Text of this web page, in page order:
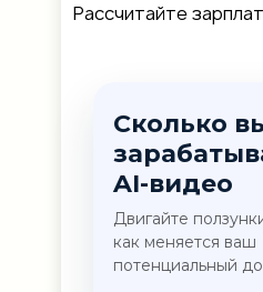
Сколько
AI-видео
Двигайте
как меняется ваш
потенциальный
Рассчитайте